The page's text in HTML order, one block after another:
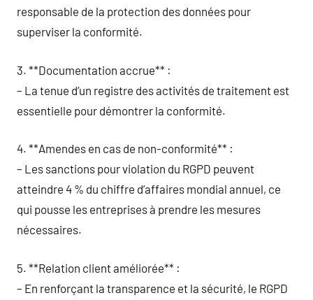
responsable de la protection des données pour
superviser la conformité.
3. **Documentation accrue** :
– La tenue d’un registre des activités de traitement est
essentielle pour démontrer la conformité.
4. **Amendes en cas de non-conformité** :
– Les sanctions pour violation du RGPD peuvent
atteindre 4 % du chiffre d’affaires mondial annuel, ce
qui pousse les entreprises à prendre les mesures
nécessaires.
5. **Relation client améliorée** :
– En renforçant la transparence et la sécurité, le RGPD